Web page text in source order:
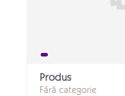
Produs
Fără categorie